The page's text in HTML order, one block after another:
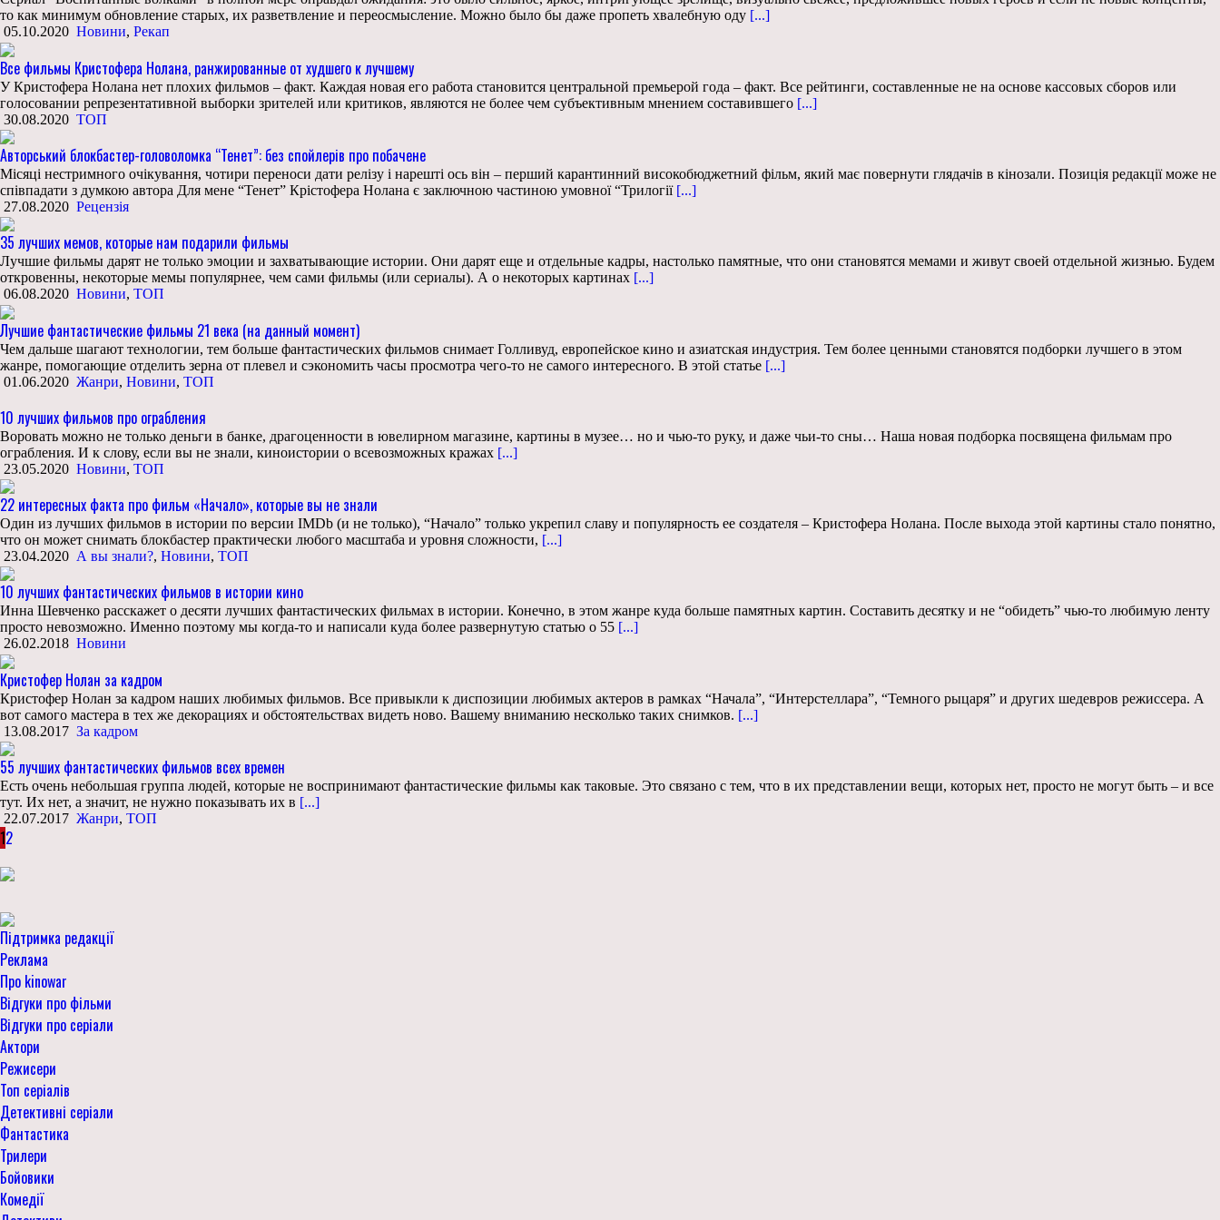
то как минимум обновление старых, их разветвление и переосмысление. Можно было бы даже пропеть хвалебную оду [...]
05.10.2020 Новини, Рекап
Все фильмы Кристофера Нолана, ранжированные от худшего к лучшему
У Кристофера Нолана нет плохих фильмов – факт. Каждая новая его работа становится центральной премьерой года – факт. Все рейтинги, составленные не на основе кассовых сборов или
голосовании репрезентативной выборки зрителей или критиков, являются не более чем субъективным мнением составившего [...]
30.08.2020 ТОП
Авторський блокбастер-головоломка “Тенет”: без спойлерів про побачене
Місяці нестримного очікування, чотири переноси дати релізу і нарешті ось він – перший карантинний високобюджетний фільм, який має повернути глядачів в кінозали. Позиція редакції може не
співпадати з думкою автора Для мене “Тенет” Крістофера Нолана є заключною частиною умовної “Трилогії[...]
27.08.2020 Рецензія
35 лучших мемов, которые нам подарили фильмы
Лучшие фильмы дарят не только эмоции и захватывающие истории. Они дарят еще и отдельные кадры, настолько памятные, что они становятся мемами и живут своей отдельной жизнью. Будем
откровенны, некоторые мемы популярнее, чем сами фильмы (или сериалы). А о некоторых картинах [...]
06.08.2020 Новини, ТОП
Лучшие фантастические фильмы 21 века (на данный момент)
Чем дальше шагают технологии, тем больше фантастических фильмов снимает Голливуд, европейское кино и азиатская индустрия. Тем более ценными становятся подборки лучшего в этом
жанре, помогающие отделить зерна от плевел и сэкономить часы просмотра чего-то не самого интересного. В этой статье [...]
01.06.2020 Жанри, Новини, ТОП
10 лучших фильмов про ограбления
Воровать можно не только деньги в банке, драгоценности в ювелирном магазине, картины в музее… но и чью-то руку, и даже чьи-то сны… Наша новая подборка посвящена фильмам про
ограбления. И к слову, если вы не знали, киноистории о всевозможных кражах [...]
23.05.2020 Новини, ТОП
22 интересных факта про фильм «Начало», которые вы не знали
Один из лучших фильмов в истории по версии IMDb (и не только), “Начало” только укрепил славу и популярность ее создателя – Кристофера Нолана. После выхода этой картины стало понятно,
что он может снимать блокбастер практически любого масштаба и уровня сложности, [...]
23.04.2020 А вы знали?, Новини, ТОП
10 лучших фантастических фильмов в истории кино
Инна Шевченко расскажет о десяти лучших фантастических фильмах в истории. Конечно, в этом жанре куда больше памятных картин. Составить десятку и не “обидеть” чью-то любимую ленту
просто невозможно. Именно поэтому мы когда-то и написали куда более развернутую статью о 55 [...]
26.02.2018 Новини
Кристофер Нолан за кадром
Кристофер Нолан за кадром наших любимых фильмов. Все привыкли к диспозиции любимых актеров в рамках “Начала”, “Интерстеллара”, “Темного рыцаря” и других шедевров режиссера. А
вот самого мастера в тех же декорациях и обстоятельствах видеть ново. Вашему вниманию несколько таких снимков. [...]
13.08.2017 За кадром
55 лучших фантастических фильмов всех времен
Есть очень небольшая группа людей, которые не воспринимают фантастические фильмы как таковые. Это связано с тем, что в их представлении вещи, которых нет, просто не могут быть – и все
тут. Их нет, а значит, не нужно показывать их в [...]
22.07.2017 Жанри, ТОП
12
Підтримка редакції
Реклама
Про kinowar
Відгуки про фільми
Відгуки про серіали
Актори
Режисери
Топ серіалів
Детективні серіали
Фантастика
Трилери
Бойовики
Комедії